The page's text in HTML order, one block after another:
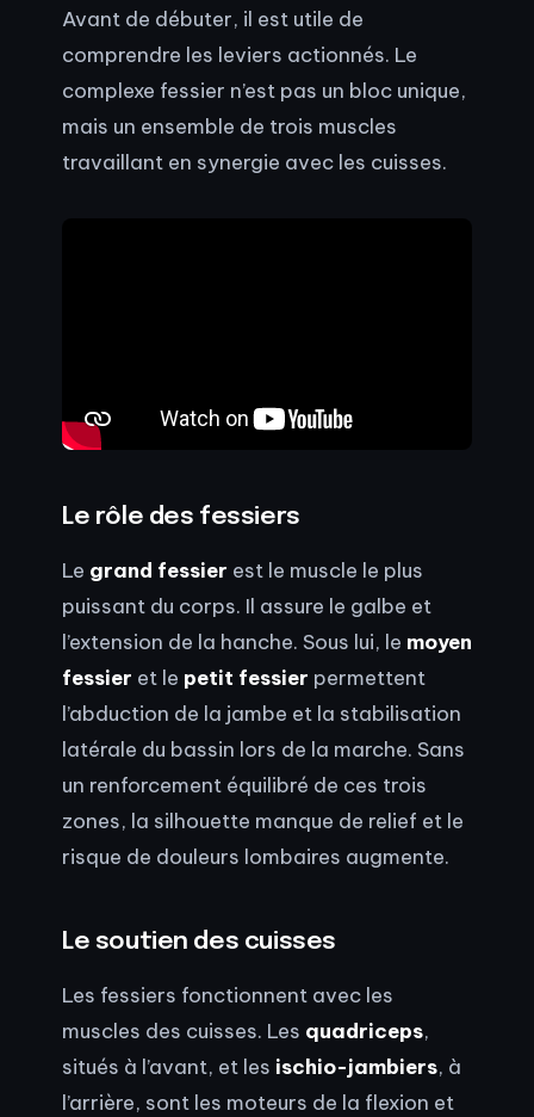
Avant de débuter, il est utile de
comprendre les leviers actionnés. Le
complexe fessier n’est pas un bloc unique,
mais un ensemble de trois muscles
travaillant en synergie avec les cuisses.
Le rôle des fessiers
Le grand fessier est le muscle le plus
puissant du corps. Il assure le galbe et
l’extension de la hanche. Sous lui, le moyen
fessier et le petit fessier permettent
l’abduction de la jambe et la stabilisation
latérale du bassin lors de la marche. Sans
un renforcement équilibré de ces trois
zones, la silhouette manque de relief et le
risque de douleurs lombaires augmente.
Le soutien des cuisses
Les fessiers fonctionnent avec les
muscles des cuisses. Les quadriceps,
situés à l’avant, et les ischio-jambiers, à
l’arrière, sont les moteurs de la flexion et